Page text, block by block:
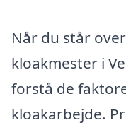
Når du står
kloakmester i
forstå de
kloakarbejde.